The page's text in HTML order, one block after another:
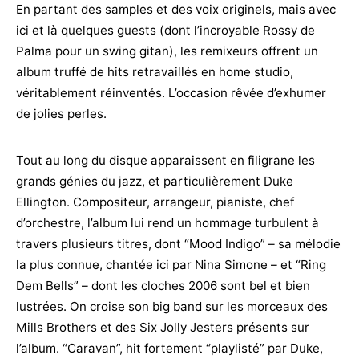
En partant des samples et des voix originels, mais avec
ici et là quelques guests (dont l’incroyable Rossy de
Palma pour un swing gitan), les remixeurs offrent un
album truffé de hits retravaillés en home studio,
véritablement réinventés. L’occasion rêvée d’exhumer
de jolies perles.
Tout au long du disque apparaissent en filigrane les
grands génies du jazz, et particulièrement Duke
Ellington. Compositeur, arrangeur, pianiste, chef
d’orchestre, l’album lui rend un hommage turbulent à
travers plusieurs titres, dont “Mood Indigo” – sa mélodie
la plus connue, chantée ici par Nina Simone – et “Ring
Dem Bells” – dont les cloches 2006 sont bel et bien
lustrées. On croise son big band sur les morceaux des
Mills Brothers et des Six Jolly Jesters présents sur
l’album. “Caravan”, hit fortement “playlisté” par Duke,